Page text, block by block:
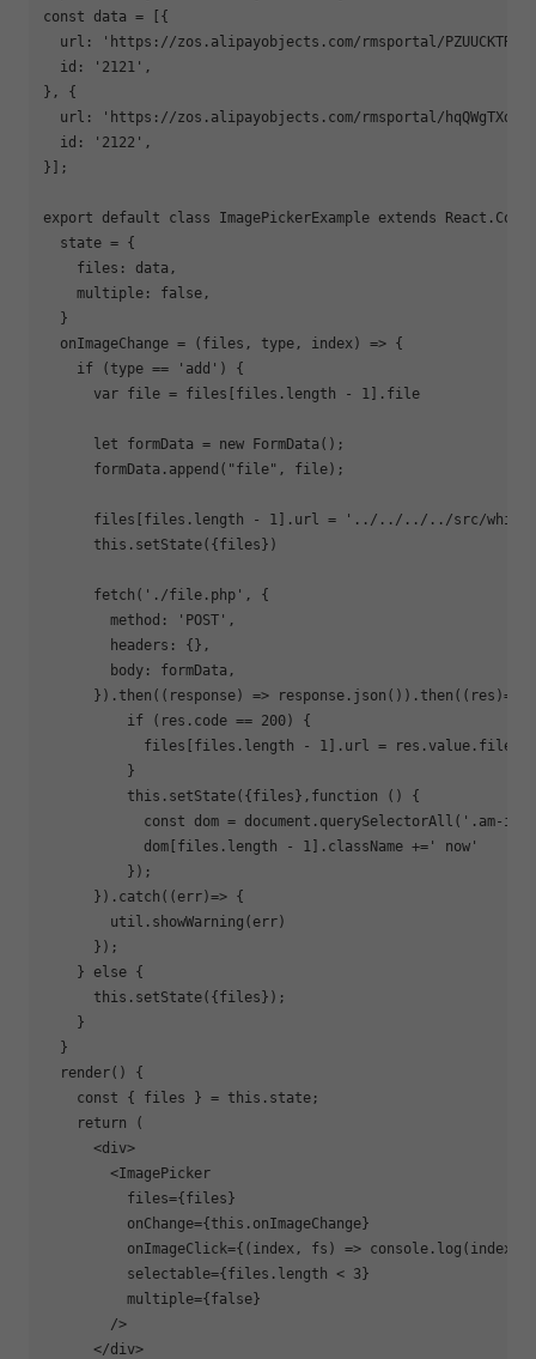
const data = [{
  url:
'https://zos.alipayobjects.com/rmsportal/
  id:
'2121' ,
}, {
  url:
'https://zos.alipayobjects.com/rmsportal/
  id:
'2122' ,
}];
export default class ImagePickerExample extends
  state = {
    files: data,
    multiple:
false ,
  }
  onImageChange = (files,
type , index) => {
if ( type == 'add' ) {
      var file = files[files.length - 1].file
let formData = new FormData();
      formData.append(
"file" , file);
      files[files.length - 1].url =
'../../../../src/
      this.setState({files})
      fetch(
'./file.php' , {
        method:
'POST' ,
        headers: {},
        body: formData,
      }).then((response) => response.json()).then((res)=> {
if (res.code == 200) {
            files[files.length - 1].url = res.value.fileUrl
          }
          this.setState({files},
function () {
            const dom = document.querySelectorAll(
'.am-
            dom[files.length - 1].className +=
' now'
          });
      }).catch((err)=> {
        util.showWarning(err)
      });
    }
else {
      this.setState({files});
    }
  }
render() {
    const { files } = this.state;
return (
      <div>
        <ImagePicker
          files={files}
          onChange={this.onImageChange}
onImageClick={(index, fs) => console.log(index,
          selectable={files.length < 3}
          multiple={
false}
        />
      </div>